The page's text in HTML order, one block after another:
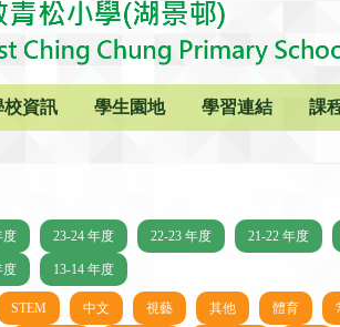
校資訊 學生園地 學習連結 課
度 23-24 年度 22-23 年度 21-22 年度
度 13-14 年度
STEM 中文 視藝 其他 體育